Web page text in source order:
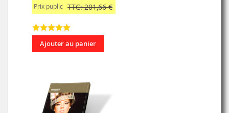
Prix public TTC: 201,66 €
Ajouter au panier